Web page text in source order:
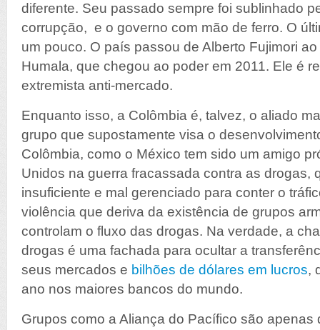
diferente. Seu passado sempre foi sublinhado
corrupção, e o governo com mão de ferro. O
um pouco. O país passou de Alberto Fujimori
Humala, que chegou ao poder em 2011. Ele é
extremista anti-mercado.
Enquanto isso, a Colômbia é, talvez, o aliado
grupo que supostamente visa o
Colômbia, como o México tem sido um amigo
Unidos na guerra fracassada contra as drogas,
insuficiente e mal gerenciado para conter o
violência que deriva da existência de grupos
controlam o fluxo das drogas. Na verdade, a
drogas é uma fachada para ocultar a
seus mercados e bilhões de dólares em lucros,
ano nos maiores bancos do mundo.
Grupos como a Aliança do Pacífico são apenas